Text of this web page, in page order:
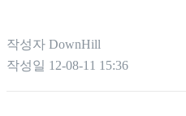
작성자 DownHill
작성일 12-08-11 15:36